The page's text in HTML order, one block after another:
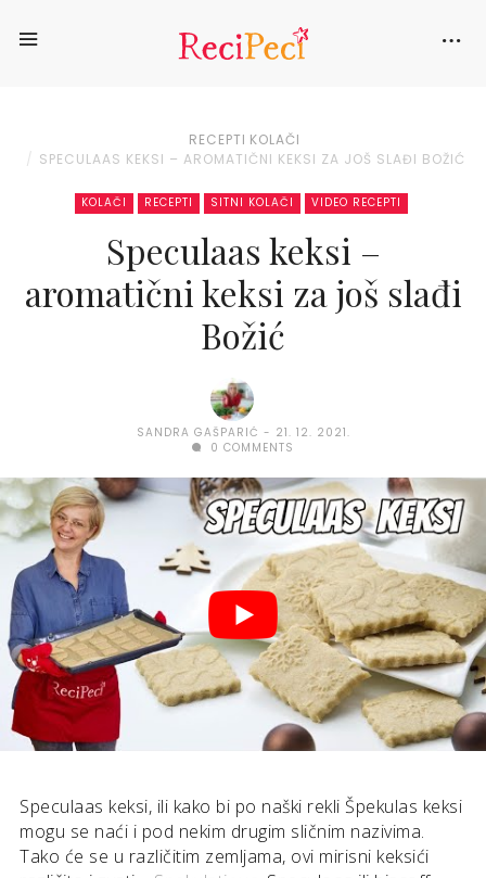
RECEPTI KOLAČI
SPECULAAS KEKSI – AROMATIČNI KEKSI ZA JOŠ SLAĐI BOŽIĆ
KOLAČI RECEPTI SITNI KOLAČI VIDEO RECEPTI
Speculaas keksi –
aromatični keksi za još slađi
Božić
SANDRA GAŠPARIĆ
21. 12. 2021.
0 COMMENTS
Speculaas keksi, ili kako bi po naški rekli Špekulas keksi
mogu se naći i pod nekim drugim sličnim nazivima.
Tako će se u različitim zemljama, ovi mirisni keksići